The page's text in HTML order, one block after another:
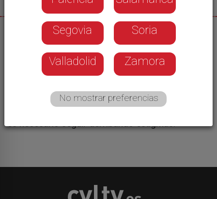
09/10/2025
Se siguen celebrando actos para conmemorar el
Día de la Salud Mental. Una simbólica suelta de
globos en la Plaza Mayor ha sido el último. Cada
globo lleva impreso un mensaje de apoyo y
compromiso con la mejora del bienestar
es necesario seguir derribando estigmas.
Segovia Soria
Valladolid Zamora
No mostrar preferencias